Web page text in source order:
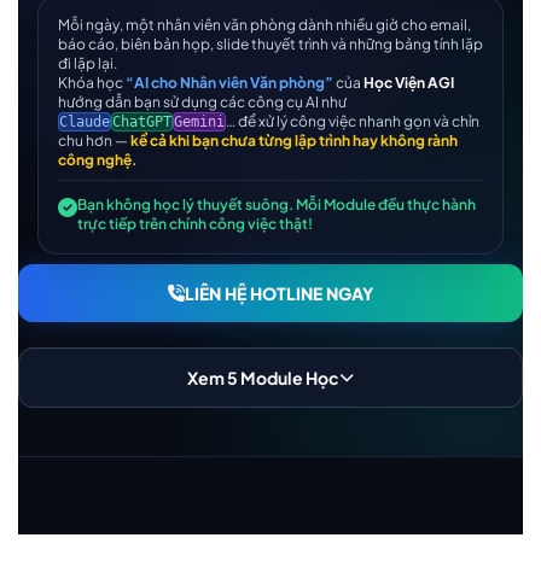
Mỗi ngày, một nhân viên văn phòng dành nhiều giờ cho email,
báo cáo, biên bản họp, slide thuyết trình và những bảng tính lặp
đi lặp lại.
Khóa học “AI cho Nhân viên Văn phòng” của Học Viện AGI
hướng dẫn bạn sử dụng các công cụ AI như
ClaudeChatGPTGemini… để xử lý công việc nhanh gọn và chỉn
chu hơn — kể cả khi bạn chưa từng lập trình hay không rành
công nghệ.
Bạn không học lý thuyết suông. Mỗi Module đều thực hành
trực tiếp trên chính công việc thật!
LIÊN HỆ HOTLINE NGAY
Xem 5 Module Học